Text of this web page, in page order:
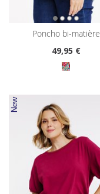
poncho bi-matière
49,95 €